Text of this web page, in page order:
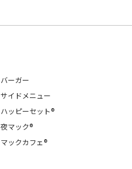
バーガー
サイドメニュー
ハッピーセット®
夜マック®
マックカフェ®